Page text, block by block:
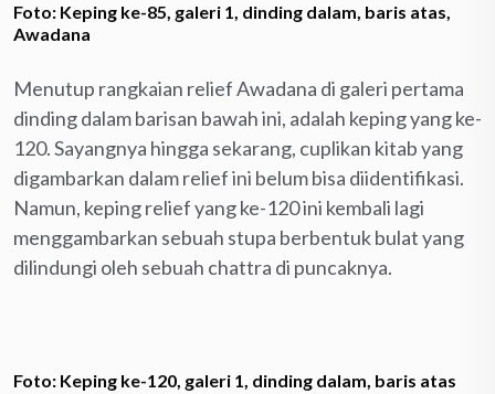
Foto: Keping ke-85, galeri 1, dinding dalam, baris atas,
Awadana
Menutup rangkaian relief Awadana di galeri pertama
dinding dalam barisan bawah ini, adalah keping yang ke-
120. Sayangnya hingga sekarang, cuplikan kitab yang
digambarkan dalam relief ini belum bisa diidentifikasi.
Namun, keping relief yang ke-120 ini kembali lagi
menggambarkan sebuah stupa berbentuk bulat yang
dilindungi oleh sebuah chattra di puncaknya.
Foto: Keping ke-120, galeri 1, dinding dalam, baris atas